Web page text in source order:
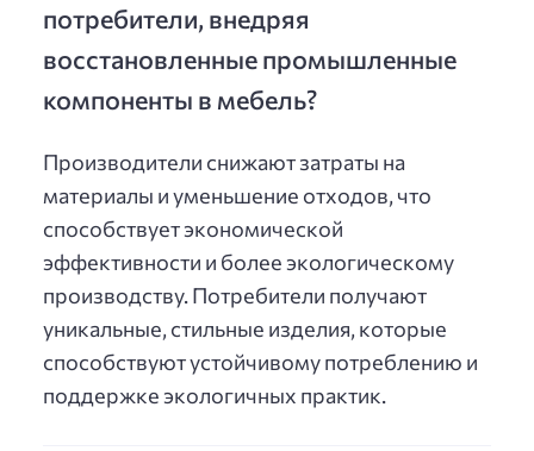
потребители, внедряя
восстановленные промышленные
компоненты в мебель?
Производители снижают затраты на
материалы и уменьшение отходов, что
способствует экономической
эффективности и более экологическому
производству. Потребители получают
уникальные, стильные изделия, которые
способствуют устойчивому потреблению и
поддержке экологичных практик.